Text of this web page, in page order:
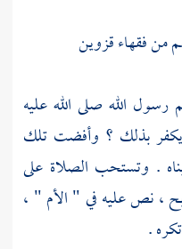
من فقهاءقزوين
الله صلى الله عليه
بذلك ؟ وأفضت تلك
. وتستحب الصلاة على
، نص عليه في " الأم " ،
.